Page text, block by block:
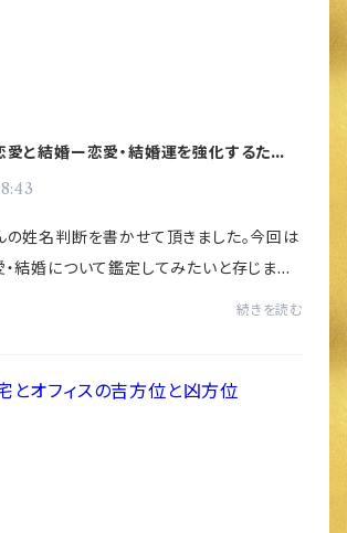
と結婚ー恋愛・結婚運を強化するため
姓名判断を書かせて頂きました。今回は
結婚について鑑定してみたいと存じま
運は特に外格をみます。松本さんの場合は
続きを読む